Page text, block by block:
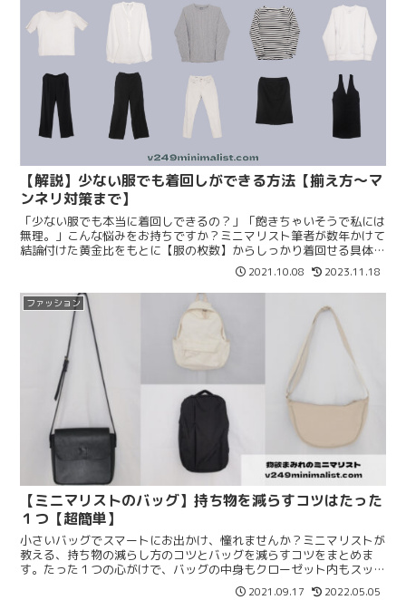
【解説】少ない服でも着回しができる方法【揃え方〜マ
ンネリ対策まで】
「少ない服でも本当に着回しできるの？」「飽きちゃいそうで私には
無理。」こんな悩みをお持ちですか？ミニマリスト筆者が数年かけて
結論付けた黄金比をもとに【服の枚数】からしっかり着回せる具体的
な【アイテムの選び方】【マンネリ対策方法】をまとめます。
2021.10.08 2023.11.18
ファッション
【ミニマリストのバッグ】持ち物を減らすコツはたった
１つ【超簡単】
小さいバッグでスマートにお出かけ、憧れませんか？ミニマリストが
教える、持ち物の減らし方のコツとバッグを減らすコツをまとめま
す。たった１つの心がけで、バッグの中身もクローゼット内もスッキ
リしますよ。超簡単なので、ぜひ参考にしてみてくださいね。
2021.09.17 2022.05.05